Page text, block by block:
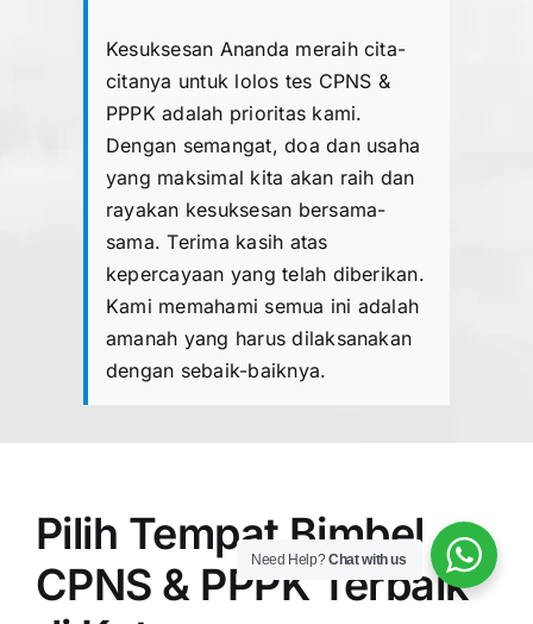
Kesuksesan Ananda meraih cita-
citanya untuk lolos tes CPNS &
PPPK adalah prioritas kami.
Dengan semangat, doa dan usaha
yang maksimal kita akan raih dan
rayakan kesuksesan bersama-
sama. Terima kasih atas
kepercayaan yang telah diberikan.
Kami memahami semua ini adalah
amanah yang harus dilaksanakan
dengan sebaik-baiknya.
Pilih Tempat Bimbel
CPNS & PPPK Terbaik
Need Help?Chat with us